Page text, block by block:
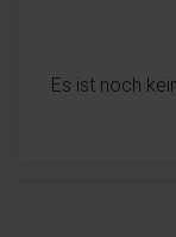
Es ist noch